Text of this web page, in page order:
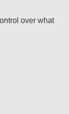
over what